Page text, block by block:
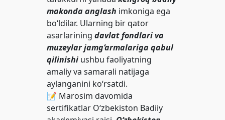
makonda anglash imkoniga ega
bo‘ldilar. Ularning bir qator
asarlariningdavlat fondlari va
muzeylar jamg‘armalariga qabul
qilinishi ushbu faoliyatning
amaliy va samarali natijaga
aylanganini ko‘rsatdi.
📝 Marosim davomida
sertifikatlar O‘zbekiston Badiiy